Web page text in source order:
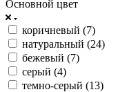
Основной цвет
коричневый (7)
натуральный (24)
бежевый (7)
серый (4)
темно-серый (13)